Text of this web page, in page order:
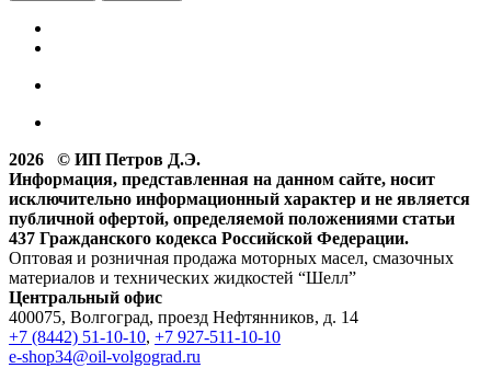
2026 © ИП Петров Д.Э.
Информация, представленная на данном сайте, носит
исключительно информационный характер и не является
публичной офертой, определяемой положениями статьи
437 Гражданского кодекса Российской Федерации.
Оптовая и розничная продажа моторных масел, смазочных
материалов и технических жидкостей “Шелл”
Центральный офис
400075, Волгоград, проезд Нефтянников, д. 14
+7 (8442) 51-10-10, +7 927-511-10-10
e-shop34@oil-volgograd.ru